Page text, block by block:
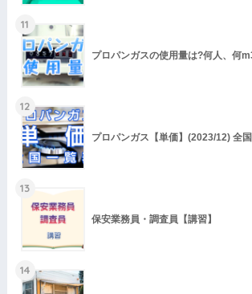
11
プロパンガスの使用量は?何人、何
12
プロパンガス【単価】(2023/12) 全
13
保安業務員・調査員【講習】
14